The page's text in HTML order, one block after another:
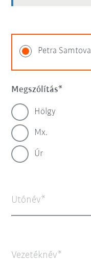
Petra Samtova
Megszólítás
Hölgy
Mx.
Úr
Utónév
Vezetéknév